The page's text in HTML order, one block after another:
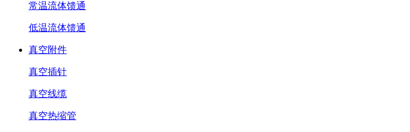
常温流体馈通
低温流体馈通
真空附件
真空插针
真空线缆
真空热缩管